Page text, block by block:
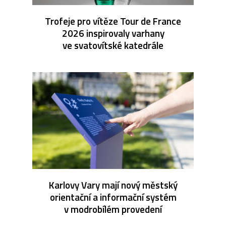
Trofeje pro vítěze Tour de France
2026 inspirovaly varhany
ve svatovítské katedrále
Karlovy Vary mají nový městský
orientační a informační systém
v modrobílém provedení